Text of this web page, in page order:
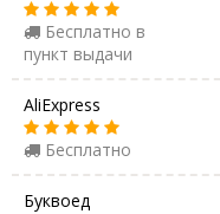
Бесплатно в
пункт выдачи
AliExpress
Бесплатно
Буквоед